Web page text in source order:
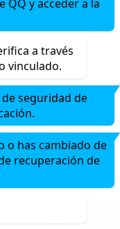
QQ y acceder a la
a través
vinculado.
seguridad de
o has cambiado de
recuperación de